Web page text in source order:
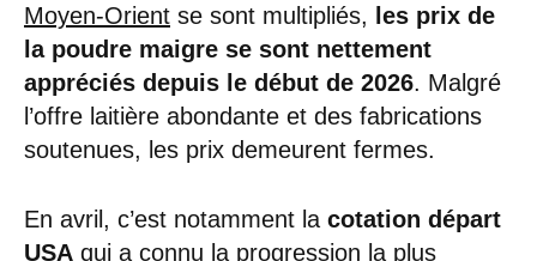
Moyen-Orient se sont multipliés,
les prix de
la poudre maigre se sont nettement
appréciés depuis le début de 2026. Malgré
l’offre laitière abondante et des fabrications
soutenues, les prix demeurent fermes.
En avril, c’est notamment la cotation départ
USA qui a connu la progression la plus